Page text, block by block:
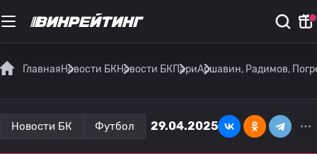
ГлавнаяНовости БКНовости БКПариАршавин, Радимов,
Новости БК Футбол 29.04.2025